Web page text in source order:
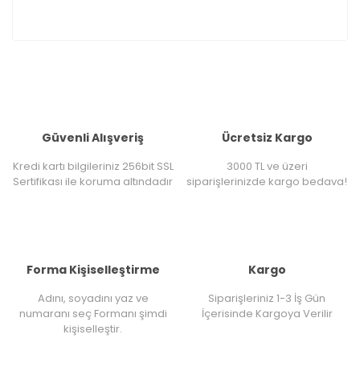
Güvenli Alışveriş
Kredi kartı bilgileriniz 256bit SSL
Sertifikası ile koruma altındadır
Ücretsiz Kargo
3000 TL ve üzeri
siparişlerinizde kargo bedava!
Forma Kişiselleştirme
Adını, soyadını yaz ve
numaranı seç Formanı şimdi
kişiselleştir.
Kargo
Siparişleriniz 1-3 İş Gün
İçerisinde Kargoya Verilir